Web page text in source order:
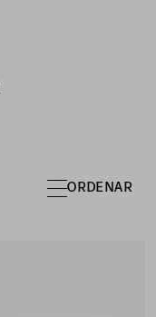
ORDENAR